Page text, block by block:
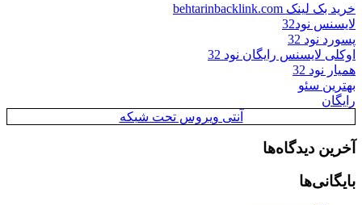
خرید بک لینک behtarinbacklink.com
لایسنس نود32
پسورد نود 32
اوکلی لایسنس رایگان نود 32
همیار نود 32
بهترین سئو
رایگان
آنتی ویروس تحت شبکه
آخرین دیدگاه‌ها
بایگانی‌ها